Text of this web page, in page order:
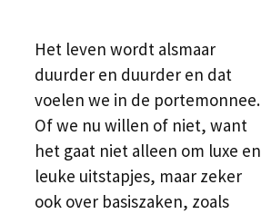
Het leven wordt alsmaar
duurder en duurder en dat
voelen we in de portemonnee.
Of we nu willen of niet, want
het gaat niet alleen om luxe en
leuke uitstapjes, maar zeker
ook over basiszaken, zoals